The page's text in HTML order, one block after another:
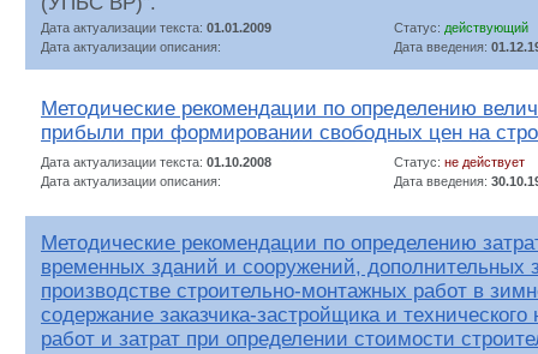
Дата актуализации текста: 01.01.2009 Статус: действующий
Дата актуализации описания:
Дата введения:
Методические рекомендации по определению
прибыли при формировании свободных цен на
Дата актуализации текста: 01.10.2008 Статус: не действует
Дата актуализации описания:
Дата введения:
Методические рекомендации по определению
временных зданий и сооружений, дополнительных
производстве строительно-монтажных работ в
содержание заказчика-застройщика и технического
работ и затрат при определении стоимости